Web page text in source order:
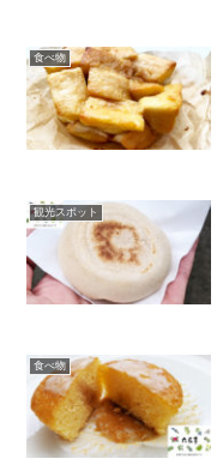
食べ物
観光スポット
食べ物